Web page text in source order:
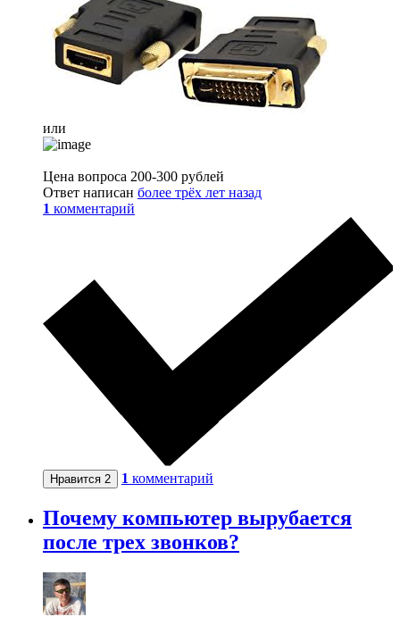
или
Цена вопроса 200-300 рублей
Ответ написан более трёх лет назад
1 комментарий
Нравится 2 1 комментарий
Почему компьютер вырубается
после трех звонков?